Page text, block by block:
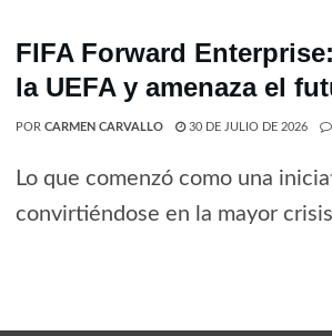
FIFA Forward
la UEFA y amenaza el
POR CARMEN CARVALLO 30 DE JULIO DE 2026
Lo que comenzó como una
convirtiéndose en la mayor